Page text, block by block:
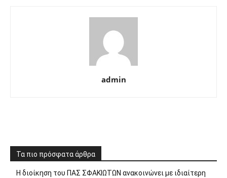
admin
Τα πιο πρόσφατα άρθρα
Η διοίκηση του ΠΑΣ ΣΦΑΚΙΩΤΩΝ ανακοινώνει με ιδιαίτερη